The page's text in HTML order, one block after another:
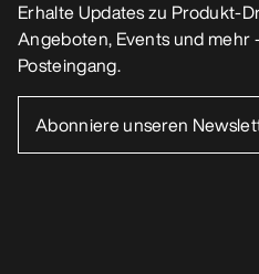
Erhalte Updates zu Produkt-
Angeboten, Events und mehr
Posteingang.